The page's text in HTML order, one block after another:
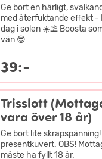
Ge bort en härligt,
med återfuktande effekt -
dag i solen ☀️⛱️ Boosta
vän 😎
39:-
Trisslott
vara över 18 år)
Ge bort lite
presentkuvert. OBS!
måste ha fyllt 18 år.